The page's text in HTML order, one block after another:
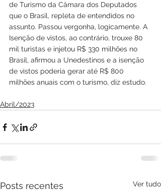
de Turismo da Câmara dos Deputados
que o Brasil, repleta de entendidos no
assunto. Passou vergonha, logicamente. A
Isenção de vistos, ao contrário, trouxe 80
mil turistas e injetou R$ 330 milhões no
Brasil, afirmou a Unedestinos e a isenção
de vistos poderia gerar até R$ 800
milhões anuais com o turismo, diz estudo.
Abril/2023
Posts recentes Ver tudo